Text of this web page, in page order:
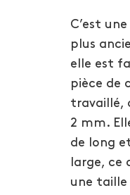
C’est
plus
elle est
pièce de
travaillé,
2 mm.
de long
large, ce
une taille